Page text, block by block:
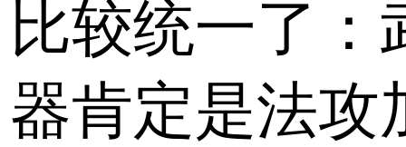
比较统一了：
器肯定是法攻